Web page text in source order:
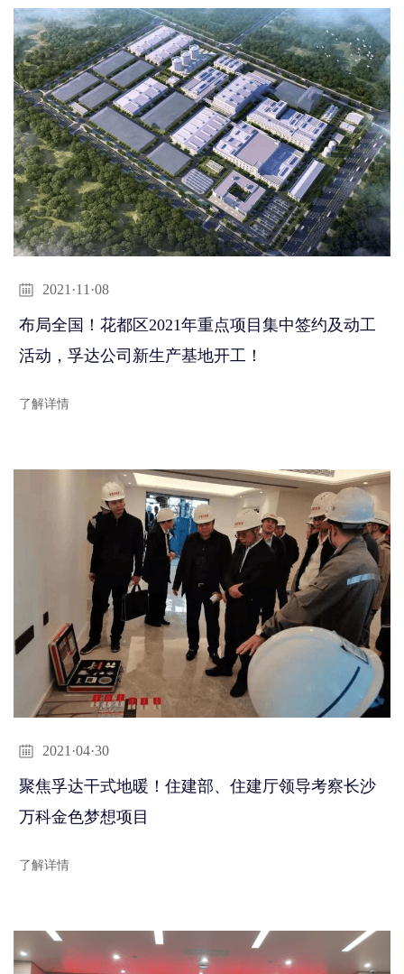
2021·11·08
布局全国！花都区2021年重点项目集中签约及动工
活动，孚达公司新生产基地开工！
了解详情
2021·04·30
聚焦孚达干式地暖！住建部、住建厅领导考察长沙
万科金色梦想项目
了解详情